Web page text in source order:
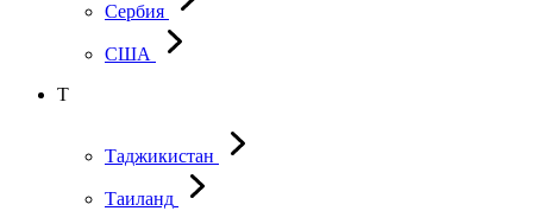
Сербия
США
Т
Таджикистан
Таиланд